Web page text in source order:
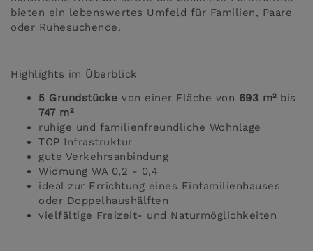
bieten ein lebenswertes Umfeld für Familien, Paare
oder Ruhesuchende.
Highlights im Überblick
5 Grundstücke von einer Fläche von 693 m²bis
747 m²
ruhige und familienfreundliche Wohnlage
TOP Infrastruktur
gute Verkehrsanbindung
Widmung WA 0,2 - 0,4
ideal zur Errichtung eines Einfamilienhauses
oder Doppelhaushälften
vielfältige Freizeit- und Naturmöglichkeiten